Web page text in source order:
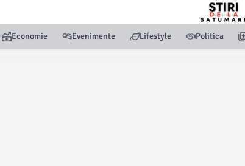
Economie Evenimente Lifestyle Politica